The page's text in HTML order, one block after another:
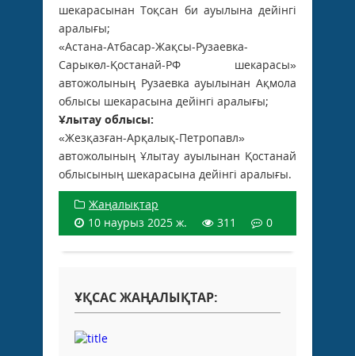
шекарасынан Тоқсан би ауылына дейінгі
аралығы;
«Астана-Атбасар-Жақсы-Рузаевка-
Сарыкөл-Қостанай-РФ шекарасы»
автожолының Рузаевка ауылынан Ақмола
облысы шекарасына дейінгі аралығы;
Ұлытау облысы:
«Жезқазған-Арқалық-Петропавл»
автожолының Ұлытау ауылынан Қостанай
облысының шекарасына дейінгі аралығы.
Жаңалықтар
10 наурыз 2025 ж.
311 0
ҰҚСАС ЖАҢАЛЫҚТАР: